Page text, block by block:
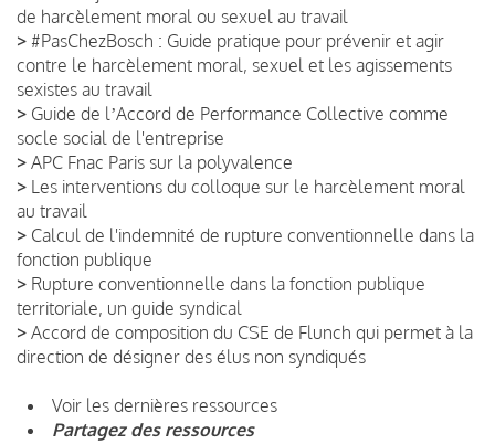
de harcèlement moral ou sexuel au travail
> #PasChezBosch : Guide pratique pour prévenir et agir
contre le harcèlement moral, sexuel et les agissements
sexistes au travail
> Guide de lʼAccord de Performance Collective comme
socle social de l'entreprise
> APC Fnac Paris sur la polyvalence
> Les interventions du colloque sur le harcèlement moral
au travail
> Calcul de l'indemnité de rupture conventionnelle dans la
fonction publique
> Rupture conventionnelle dans la fonction publique
territoriale, un guide syndical
> Accord de composition du CSE de Flunch qui permet à la
direction de désigner des élus non syndiqués
Voir les dernières ressources
Partagez des ressources